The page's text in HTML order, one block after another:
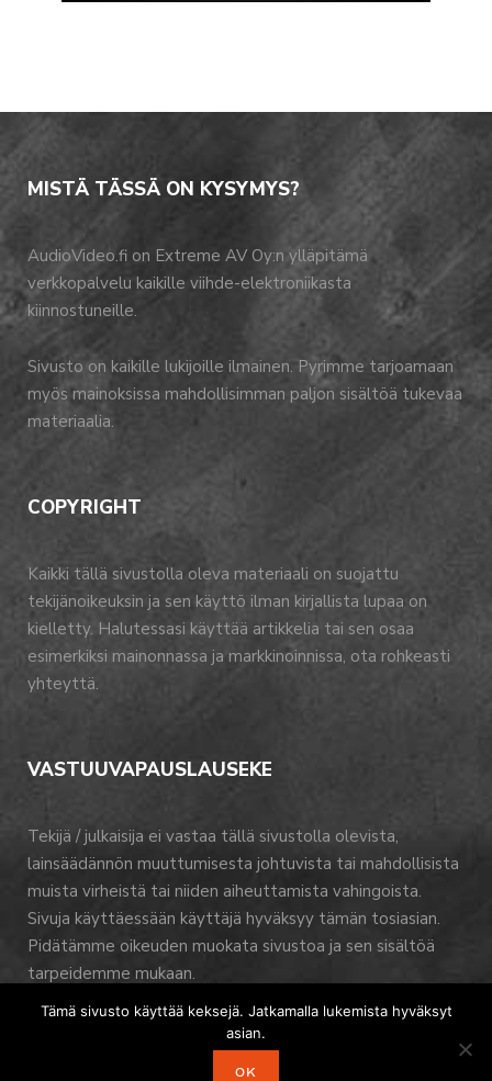
MISTÄ TÄSSÄ ON KYSYMYS?
AudioVideo.fi on Extreme AV Oy:n ylläpitämä
verkkopalvelu kaikille viihde-elektroniikasta
kiinnostuneille.
Sivusto on kaikille lukijoille ilmainen. Pyrimme tarjoamaan
myös mainoksissa mahdollisimman paljon sisältöä tukevaa
materiaalia.
COPYRIGHT
Kaikki tällä sivustolla oleva materiaali on suojattu
tekijänoikeuksin ja sen käyttö ilman kirjallista lupaa on
kielletty. Halutessasi käyttää artikkelia tai sen osaa
esimerkiksi mainonnassa ja markkinoinnissa, ota rohkeasti
yhteyttä.
VASTUUVAPAUSLAUSEKE
Tekijä / julkaisija ei vastaa tällä sivustolla olevista,
lainsäädännön muuttumisesta johtuvista tai mahdollisista
muista virheistä tai niiden aiheuttamista vahingoista.
Sivuja käyttäessään käyttäjä hyväksyy tämän tosiasian.
Pidätämme oikeuden muokata sivustoa ja sen sisältöä
tarpeidemme mukaan.
Tämä sivusto käyttää keksejä. Jatkamalla lukemista hyväksyt
asian.
OK